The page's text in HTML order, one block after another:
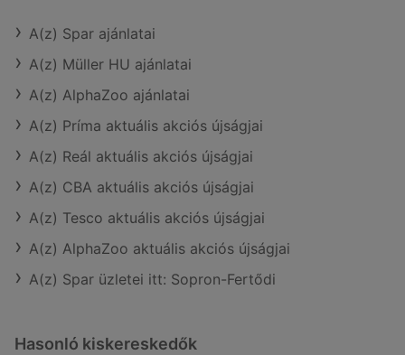
A(z) Spar ajánlatai
A(z) Müller HU ajánlatai
A(z) AlphaZoo ajánlatai
A(z) Príma aktuális akciós újságjai
A(z) Reál aktuális akciós újságjai
A(z) CBA aktuális akciós újságjai
A(z) Tesco aktuális akciós újságjai
A(z) AlphaZoo aktuális akciós újságjai
A(z) Spar üzletei itt: Sopron-Fertődi
Hasonló kiskereskedők